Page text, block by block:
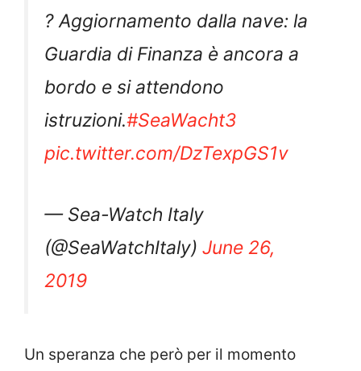
? Aggiornamento dalla nave: la
Guardia di Finanza è ancora a
bordo e si attendono
istruzioni.#SeaWacht3
pic.twitter.com/DzTexpGS1v
— Sea-Watch Italy
(@SeaWatchItaly) June 26,
2019
Un speranza che però per il momento